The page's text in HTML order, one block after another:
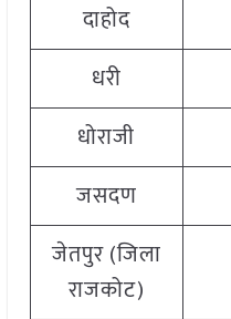
दाहोद
धरी
धोराजी
जसदण
जेतपुर (जिला
राजकोट)